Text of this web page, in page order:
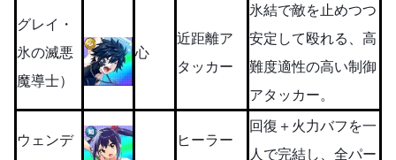
グレイ・
氷の滅悪
魔導士）
心
近距離ア
タッカー
氷結で敵を止めつつ
安定して殴れる、高
難度適性の高い制御
アタッカー。
ウェンデ
ヒーラー
回復＋火力バフを一
人で完結し、全パー